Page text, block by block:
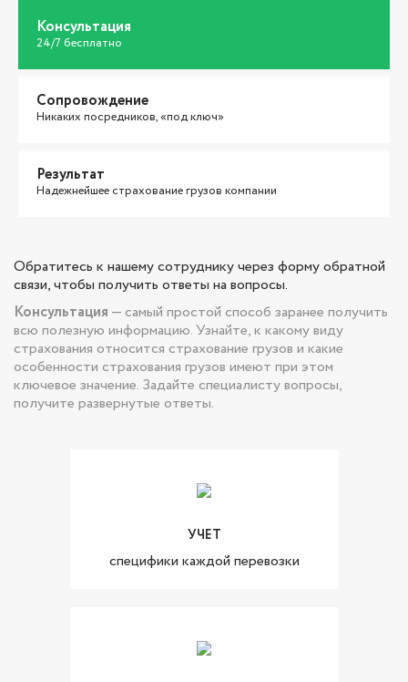
Консультация
24/7 бесплатно
Сопровождение
Никаких посредников, «под ключ»
Результат
Надежнейшее страхование грузов компании
Обратитесь к нашему сотруднику через форму обратной
связи, чтобы получить ответы на вопросы.
Консультация — самый простой способ заранее получить
всю полезную информацию. Узнайте, к какому виду
страхования относится страхование грузов и какие
особенности страхования грузов имеют при этом
ключевое значение. Задайте специалисту вопросы,
получите развернутые ответы.
УЧЕТ
специфики каждой перевозки